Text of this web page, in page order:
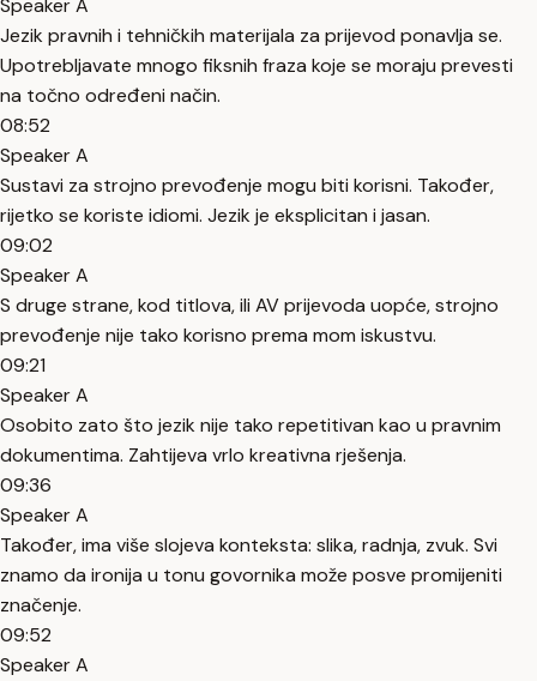
Speaker A
Jezik pravnih i tehničkih materijala za prijevod ponavlja se.
Upotrebljavate mnogo fiksnih fraza koje se moraju prevesti
na točno određeni način.
08:52
Speaker A
Sustavi za strojno prevođenje mogu biti korisni. Također,
rijetko se koriste idiomi. Jezik je eksplicitan i jasan.
09:02
Speaker A
S druge strane, kod titlova, ili AV prijevoda uopće, strojno
prevođenje nije tako korisno prema mom iskustvu.
09:21
Speaker A
Osobito zato što jezik nije tako repetitivan kao u pravnim
dokumentima. Zahtijeva vrlo kreativna rješenja.
09:36
Speaker A
Također, ima više slojeva konteksta: slika, radnja, zvuk. Svi
znamo da ironija u tonu govornika može posve promijeniti
značenje.
09:52
Speaker A